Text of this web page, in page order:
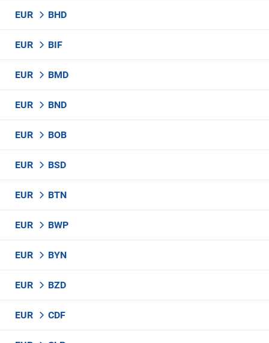
EUR BHD
EUR BIF
EUR BMD
EUR BND
EUR BOB
EUR BSD
EUR BTN
EUR BWP
EUR BYN
EUR BZD
EUR CDF